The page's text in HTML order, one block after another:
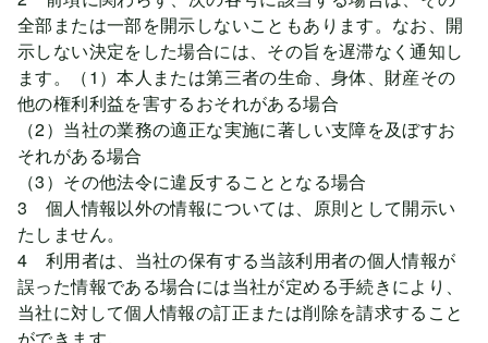
全部または一部を開示しないこともあります。なお、開
示しない決定をした場合には、その旨を遅滞なく通知し
ます。（1）本人または第三者の生命、身体、財産その
他の権利利益を害するおそれがある場合
（2）当社の業務の適正な実施に著しい支障を及ぼすお
それがある場合
（3）その他法令に違反することとなる場合
3 個人情報以外の情報については、原則として開示い
たしません。
4 利用者は、当社の保有する当該利用者の個人情報が
誤った情報である場合には当社が定める手続きにより、
当社に対して個人情報の訂正または削除を請求すること